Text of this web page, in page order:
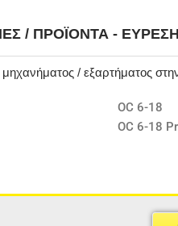
/ ΠΡΟΪΌΝΤΑ -
/ εξαρτήματος
OC 6-18
OC 6-18